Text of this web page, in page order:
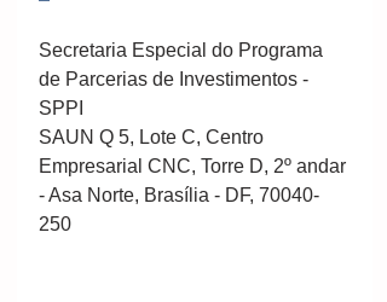
Secretaria Especial do Programa
de Parcerias de Investimentos -
SPPI
SAUN Q 5, Lote C, Centro
Empresarial CNC, Torre D, 2º andar
- Asa Norte, Brasília - DF, 70040-
250